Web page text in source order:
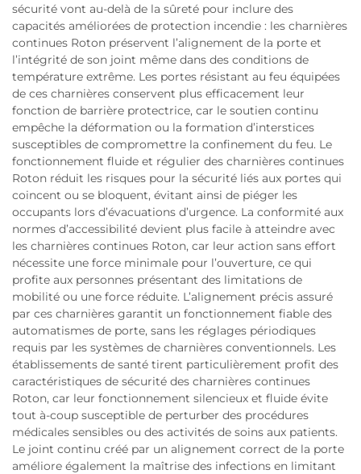
sécurité vont au-delà de la sûreté pour inclure des
capacités améliorées de protection incendie : les charnières
continues Roton préservent l’alignement de la porte et
l’intégrité de son joint même dans des conditions de
température extrême. Les portes résistant au feu équipées
de ces charnières conservent plus efficacement leur
fonction de barrière protectrice, car le soutien continu
empêche la déformation ou la formation d’interstices
susceptibles de compromettre la confinement du feu. Le
fonctionnement fluide et régulier des charnières continues
Roton réduit les risques pour la sécurité liés aux portes qui
coincent ou se bloquent, évitant ainsi de piéger les
occupants lors d’évacuations d’urgence. La conformité aux
normes d’accessibilité devient plus facile à atteindre avec
les charnières continues Roton, car leur action sans effort
nécessite une force minimale pour l’ouverture, ce qui
profite aux personnes présentant des limitations de
mobilité ou une force réduite. L’alignement précis assuré
par ces charnières garantit un fonctionnement fiable des
automatismes de porte, sans les réglages périodiques
requis par les systèmes de charnières conventionnels. Les
établissements de santé tirent particulièrement profit des
caractéristiques de sécurité des charnières continues
Roton, car leur fonctionnement silencieux et fluide évite
tout à-coup susceptible de perturber des procédures
médicales sensibles ou des activités de soins aux patients.
Le joint continu créé par un alignement correct de la porte
améliore également la maîtrise des infections en limitant